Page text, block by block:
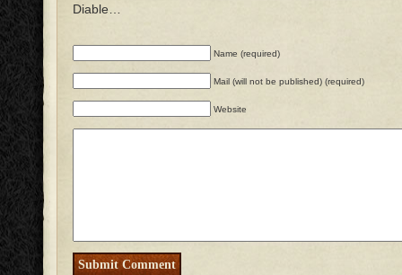
Diable…
Name (required)
Mail (will not be published) (required)
Website